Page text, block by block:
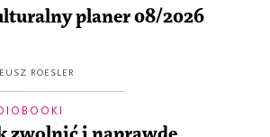
planer 08/2026
ROESLER